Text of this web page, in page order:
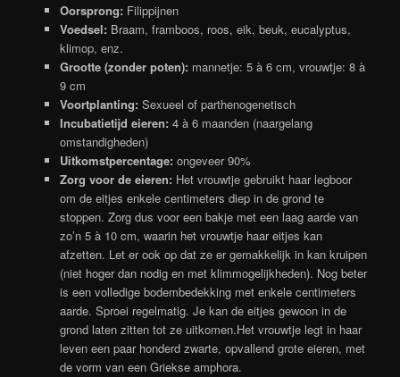
Oorsprong: Filippijnen
Voedsel: Braam, framboos, roos, eik, beuk, eucalyptus,
klimop, enz.
Grootte (zonder poten): mannetje: 5 à 6 cm, vrouwtje: 8 à
9 cm
Voortplanting: Sexueel of parthenogenetisch
Incubatietijd eieren: 4 à 6 maanden (naargelang
omstandigheden)
Uitkomstpercentage: ongeveer 90%
Zorg voor de eieren: Het vrouwtje gebruikt haar legboor
om de eitjes enkele centimeters diep in de grond te
stoppen. Zorg dus voor een bakje met een laag aarde van
zo’n 5 à 10 cm, waarin het vrouwtje haar eitjes kan
afzetten. Let er ook op dat ze er gemakkelijk in kan kruipen
(niet hoger dan nodig en met klimmogelijkheden). Nog beter
is een volledige bodembedekking met enkele centimeters
aarde. Sproei regelmatig. Je kan de eitjes gewoon in de
grond laten zitten tot ze uitkomen.Het vrouwtje legt in haar
leven een paar honderd zwarte, opvallend grote eieren, met
de vorm van een Griekse amphora.